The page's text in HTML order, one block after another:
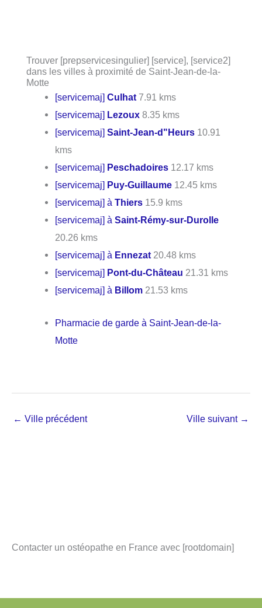
Trouver [prepservicesingulier] [service], [service2]
dans les villes à proximité de Saint-Jean-de-la-
Motte
[servicemaj]Culhat 7.91 kms
[servicemaj] Lezoux 8.35 kms
[servicemaj]Saint-Jean-d"Heurs 10.91
kms
[servicemaj] Peschadoires 12.17 kms
[servicemaj] Puy-Guillaume 12.45 kms
[servicemaj] àThiers 15.9 kms
[servicemaj] àSaint-Rémy-sur-Durolle
20.26 kms
[servicemaj] à Ennezat 20.48 kms
[servicemaj] Pont-du-Château 21.31 kms
[servicemaj] à Billom 21.53 kms
Pharmacie de garde à Saint-Jean-de-la-
Motte
← Ville précédent Ville suivant →
Contacter un ostéopathe en France avec [rootdomain]